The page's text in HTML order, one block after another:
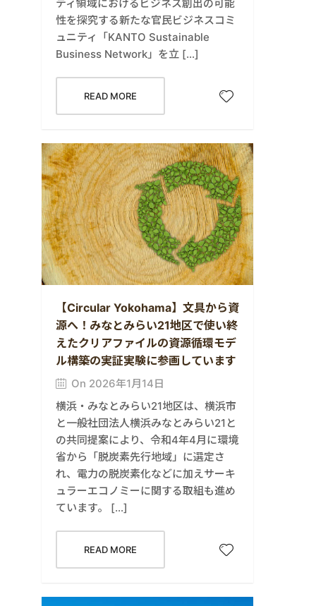
ティ領域におけるビジネス創出の可能
性を探究する新たな官民ビジネスコミ
ュニティ「KANTO Sustainable
Business Network」を立 […]
READ MORE
【Circular Yokohama】文具から資
源へ！みなとみらい21地区で使い終
えたクリアファイルの資源循環モデ
ル構築の実証実験に参画しています
On 2026年1月14日
横浜・みなとみらい21地区は、横浜市
と一般社団法人横浜みなとみらい21と
の共同提案により、令和4年4月に環境
省から「脱炭素先行地域」に選定さ
れ、電力の脱炭素化などに加えサーキ
ュラーエコノミーに関する取組も進め
ています。 […]
READ MORE